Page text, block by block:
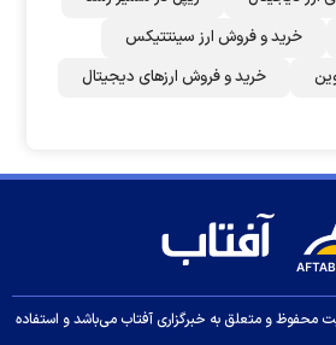
خرید و فروش ارز سینتتیکس
خرید و فروش ارزهای دیجیتال
محفوظ و متعلق به خبرگزاری آفتاب می‌باشد و استفاده